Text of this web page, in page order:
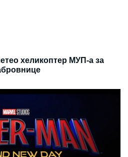
хеликоптер МУП-а за